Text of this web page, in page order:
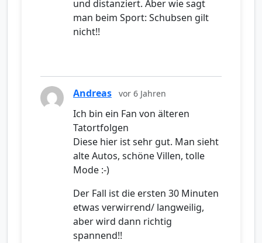
und distanziert. Aber wie sagt
man beim Sport: Schubsen gilt
nicht!!
Andreas vor 6 Jahren
Ich bin ein Fan von älteren
Tatortfolgen
Diese hier ist sehr gut. Man sieht
alte Autos, schöne Villen, tolle
Mode :-)
Der Fall ist die ersten 30 Minuten
etwas verwirrend/ langweilig,
aber wird dann richtig
spannend!!